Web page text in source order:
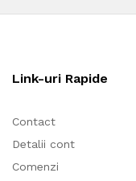
Link-uri Rapide
Contact
Detalii cont
Comenzi